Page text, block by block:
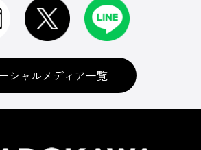
シャルメディア一覧